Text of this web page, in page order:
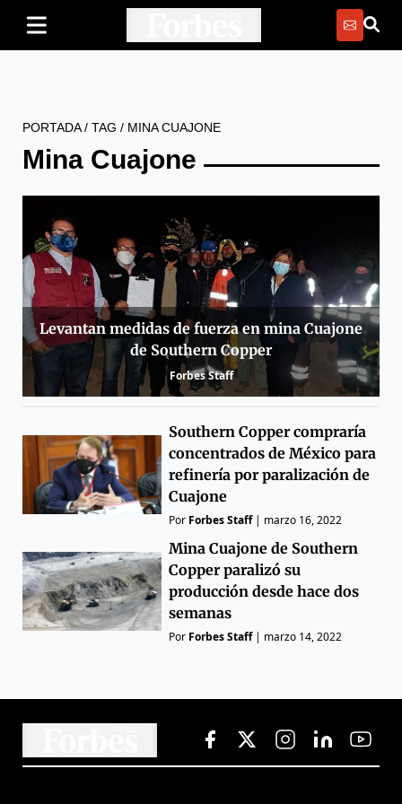
PORTADA/ TAG / MINA CUAJONE
Mina Cuajone
Levantan medidas de fuerza en mina Cuajone
de Southern Copper
Forbes Staff
Southern Copper compraría
concentrados de México para
refinería por paralización de
Cuajone
Por Forbes Staff| marzo 16, 2022
Mina Cuajone de Southern
Copper paralizó su
producción desde hace dos
semanas
Por Forbes Staff| marzo 14, 2022